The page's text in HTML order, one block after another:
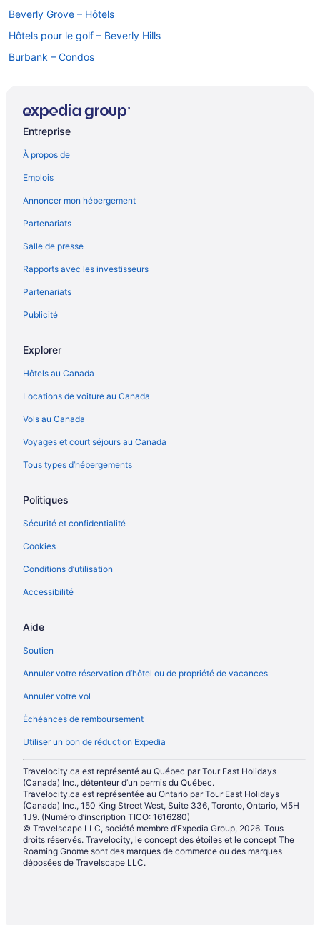
Beverly Grove – Hôtels
Hôtels pour le golf – Beverly Hills
Burbank – Condos
Complexes et hôtels avec casino – Centre-ville de Los Angeles
Hôtels pour les familles – Centre-ville de Los Angeles
Centre-Ville de Los Angeles – Hôtels
Est de Los Angeles – Hôtels
Glendale – Gîtes
Glendale – Villas
Hôtels-Boutiques – Hermosa Beach
Hermosa Beach – Hôtels
Hollywood Boulevard – Hôtels à proximité
Huntington Beach – Hôtels
Lennox – Hôtels Extended Stay America
Lennox – Hôtels
Little Tokyo – Hôtels
Long Beach – Chaumières
Long Beach – Habitations flottantes
Los Angeles – Condos
Los Angeles – Chalets rustiques
Complexes et hôtels au bord de la plage – Los Angeles
Hôtels pour les familles – Los Angeles
Hôtels ouverts à la communauté LGBT – Los Angeles
Los Angeles – Hôtels La Quinta Inn & Suites
Hôtels avec parc aquatique – Los Angeles
Los Angeles – Hôtels
Los Angeles – Villas
Los Feliz – Hôtels
Malibu – Auberges de jeunesse
Malibu – Chalets rustiques
Complexes et hôtels au bord de la plage – Malibu
Malibu – Villas
Newport Beach – Hôtels
San Pedro – Auberges de jeunesse
Santa Monica – Hôtels
Entreprise
À propos de
Emplois
Annoncer mon hébergement
Partenariats
Salle de presse
Rapports avec les investisseurs
Partenariats
Publicité
Explorer
Hôtels au Canada
Locations de voiture au Canada
Vols au Canada
Voyages et court séjours au Canada
Tous types d’hébergements
Politiques
Sécurité et confidentialité
Cookies
Conditions d’utilisation
Accessibilité
Aide
Soutien
Annuler votre réservation d’hôtel ou de propriété de vacances
Annuler votre vol
Échéances de remboursement
Utiliser un bon de réduction Expedia
Travelocity.ca est représenté au Québec par Tour East Holidays
(Canada) Inc., détenteur d’un permis du Québec.
Travelocity.ca est représentée au Ontario par Tour East Holidays
(Canada) Inc., 150 King Street West, Suite 336, Toronto, Ontario, M5H
1J9. (Numéro d’inscription TICO: 1616280)
© Travelscape LLC, société membre d’Expedia Group, 2026. Tous
droits réservés. Travelocity, le concept des étoiles et le concept The
Roaming Gnome sont des marques de commerce ou des marques
déposées de Travelscape LLC.